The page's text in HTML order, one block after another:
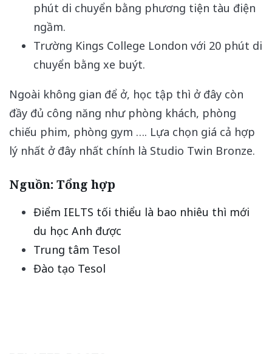
phút di chuyển bằng phương tiện tàu điện
ngầm.
Trường Kings College London với 20 phút di
chuyển bằng xe buýt.
Ngoài không gian để ở, học tập thì ở đây còn
đầy đủ công năng như phòng khách, phòng
chiếu phim, phòng gym …. Lựa chọn giá cả hợp
lý nhất ở đây nhất chính là Studio Twin Bronze.
Nguồn: Tổng hợp
Điểm IELTS tối thiểu là bao nhiêu thì mới
du học Anh được
Trung tâm Tesol
Đào tạo Tesol